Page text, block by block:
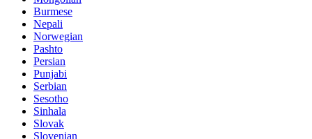
Burmese
Nepali
Norwegian
Pashto
Persian
Punjabi
Serbian
Sesotho
Sinhala
Slovak
Slovenian